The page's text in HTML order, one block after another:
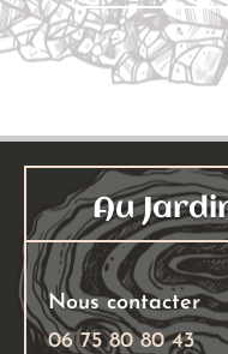
Au
Nous contacter
06 75 80 80 43